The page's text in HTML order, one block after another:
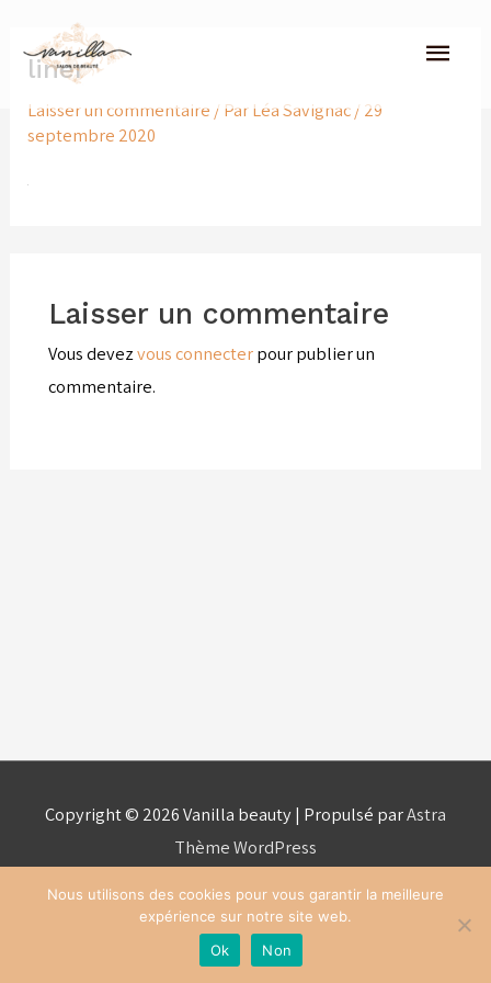
contenu
liner
Laisser un commentaire / ParLéa Savignac/ 29
septembre 2020
Laisser un commentaire
Vous devezvous connecterpour publier un
commentaire.
Copyright © 2026Vanilla beauty| Propulsé parAstra
Thème WordPress
Nous utilisons des cookies pour vous garantir la meilleure
expérience sur notre site web.
Ok
Non